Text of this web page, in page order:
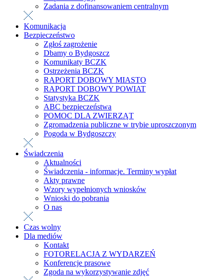
Zadania z dofinansowaniem centralnym
Komunikacja
Bezpieczeństwo
Zgłoś zagrożenie
Dbamy o Bydgoszcz
Komunikaty BCZK
Ostrzeżenia BCZK
RAPORT DOBOWY MIASTO
RAPORT DOBOWY POWIAT
Statystyka BCZK
ABC bezpieczeństwa
POMOC DLA ZWIERZĄT
Zgromadzenia publiczne w trybie uproszczonym
Pogoda w Bydgoszczy
Świadczenia
Aktualności
Świadczenia - informacje. Terminy wypłat
Akty prawne
Wzory wypełnionych wniosków
Wnioski do pobrania
O nas
Czas wolny
Dla mediów
Kontakt
FOTORELACJA Z WYDARZEŃ
Konferencje prasowe
Zgoda na wykorzystywanie zdjęć